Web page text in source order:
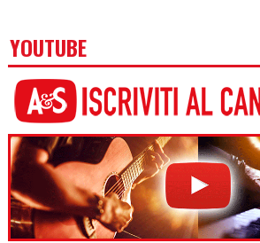
YOUTUBE